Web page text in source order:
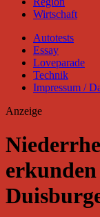
Wirtschaft
Autotests
Essay
Loveparade
Technik
Impressum /
Anzeige